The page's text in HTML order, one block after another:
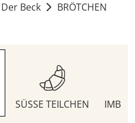
Der Beck
BRÖTCHEN
SÜSSE TEILCHEN